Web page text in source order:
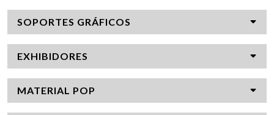
SOPORTES GRÁFICOS
EXHIBIDORES
MATERIAL POP